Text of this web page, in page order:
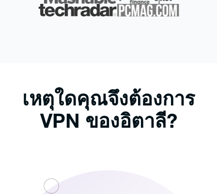
เหตุใดคุณจึงต้องการ
VPN ของอิตาลี?